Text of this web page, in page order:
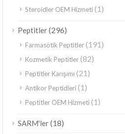
Steroidler OEM Hizmeti(1)
Peptitler(296)
Farmasötik Peptitler(191)
Kozmetik Peptitler(82)
Peptitler Karışımı (21)
Antikor Peptidleri(1)
Peptitler OEM Hizmeti(1)
SARM'ler(18)